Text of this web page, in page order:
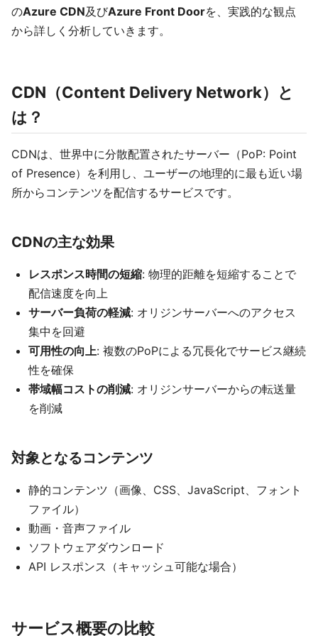
のAzure CDN及びAzure Front Doorを、実践的な観点
から詳しく分析していきます。
CDN（Content Delivery Network）と
は？
CDNは、世界中に分散配置されたサーバー（PoP: Point
of Presence）を利用し、ユーザーの地理的に最も近い場
所からコンテンツを配信するサービスです。
CDNの主な効果
レスポンス時間の短縮: 物理的距離を短縮することで
配信速度を向上
サーバー負荷の軽減: オリジンサーバーへのアクセス
集中を回避
可用性の向上: 複数のPoPによる冗長化でサービス継続
性を確保
帯域幅コストの削減: オリジンサーバーからの転送量
を削減
対象となるコンテンツ
静的コンテンツ（画像、CSS、JavaScript、フォント
ファイル）
動画・音声ファイル
ソフトウェアダウンロード
API レスポンス（キャッシュ可能な場合）
サービス概要の比較